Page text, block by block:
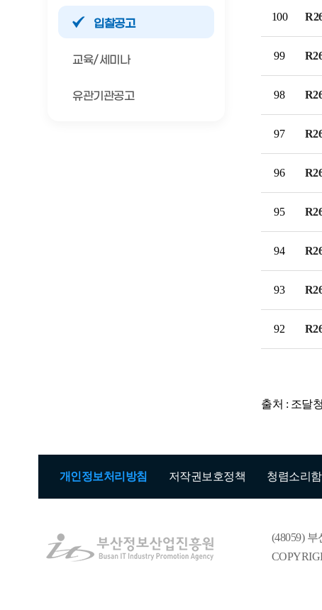
사업공고
BIPA소식 보도자료 포토뉴스
입찰공고
교육/세미나
유관기관공고
100
99
98
97
96
95
94
93
92
출처 : 조달
개인정보처리방침 저작권보호정책 청렴소리함
산
(48059)